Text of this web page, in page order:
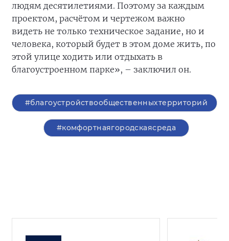
людям десятилетиями. Поэтому за каждым
проектом, расчётом и чертежом важно
видеть не только техническое задание, но и
человека, который будет в этом доме жить, по
этой улице ходить или отдыхать в
благоустроенном парке», – заключил он.
#благоустройствообщественныхтерриторий
#комфортнаягородскаясреда